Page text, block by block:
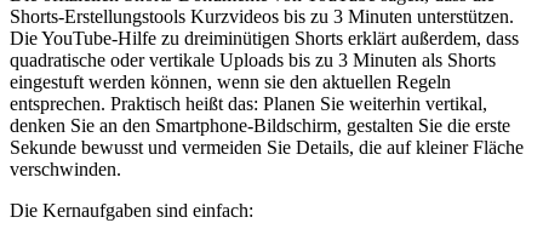
Shorts-Erstellungstools Kurzvideos bis zu 3 Minuten unterstützen.
Die YouTube-Hilfe zu dreiminütigen Shorts erklärt außerdem, dass
quadratische oder vertikale Uploads bis zu 3 Minuten als Shorts
eingestuft werden können, wenn sie den aktuellen Regeln
entsprechen. Praktisch heißt das: Planen Sie weiterhin vertikal,
denken Sie an den Smartphone-Bildschirm, gestalten Sie die erste
Sekunde bewusst und vermeiden Sie Details, die auf kleiner Fläche
verschwinden.
Die Kernaufgaben sind einfach: